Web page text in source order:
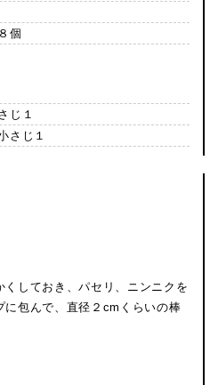
個
じ１
さじ１
しておき、パセリ、ニンニクを
に包んで、直径２cmくらいの棒